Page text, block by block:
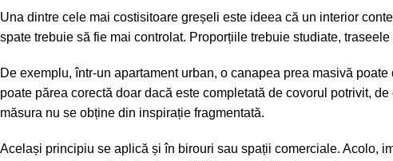
Una dintre cele mai costisitoare greșeli este ideea că un interior
spate trebuie să fie mai controlat. Proporțiile trebuie studiate,
De exemplu, într-un apartament urban, o canapea prea masivă
poate părea corectă doar dacă este completată de covorul potrivit,
măsura nu se obține din inspirație fragmentată.
Același principiu se aplică și în birouri sau spații comerciale. Acolo,